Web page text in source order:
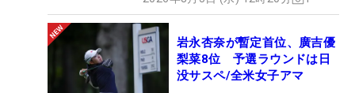
岩永杏奈が暫定首位、廣吉優
梨菜8位 予選ラウンドは日
没サスペ/全米女子アマ